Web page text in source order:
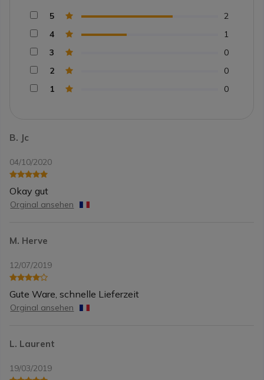
B. Jc
04/10/2020
Okay gut
Orginal ansehen
M. Herve
12/07/2019
Gute Ware, schnelle Lieferzeit
Orginal ansehen
L. Laurent
19/03/2019
5
2
4
1
3
0
2
0
1
0